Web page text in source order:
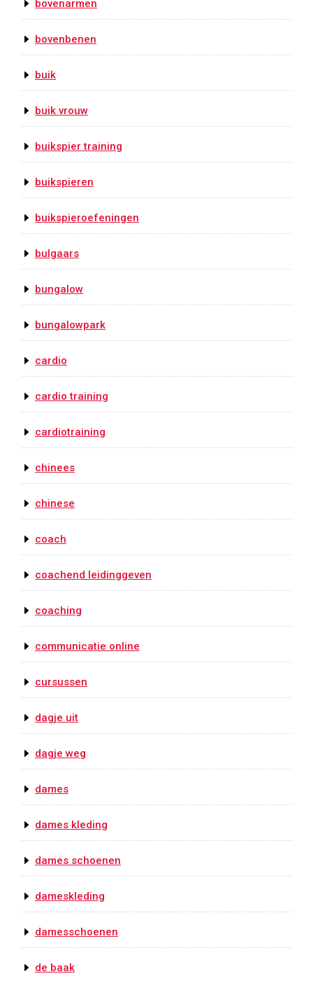
bovenarmen
bovenbenen
buik
buik vrouw
buikspier training
buikspieren
buikspieroefeningen
bulgaars
bungalow
bungalowpark
cardio
cardio training
cardiotraining
chinees
chinese
coach
coachend leidinggeven
coaching
communicatie online
cursussen
dagje uit
dagje weg
dames
dames kleding
dames schoenen
dameskleding
damesschoenen
de baak